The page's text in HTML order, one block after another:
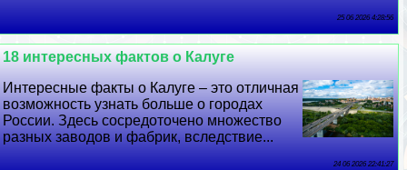
25 06 2026 4:28:56
18 интересных фактов о Калуге
Интересные факты о Калуге – это отличная
возможность узнать больше о городах
России. Здесь сосредоточено множество
разных заводов и фабрик, вследствие...
24 06 2026 22:41:27